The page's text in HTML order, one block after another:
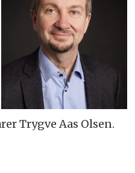
Trygve Aas Olsen.